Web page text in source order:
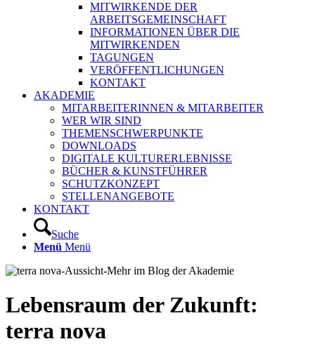
MITWIRKENDE DER
ARBEITSGEMEINSCHAFT
INFORMATIONEN ÜBER DIE
MITWIRKENDEN
TAGUNGEN
VERÖFFENTLICHUNGEN
KONTAKT
AKADEMIE
MITARBEITERINNEN & MITARBEITER
WER WIR SIND
THEMENSCHWERPUNKTE
DOWNLOADS
DIGITALE KULTURERLEBNISSE
BÜCHER & KUNSTFÜHRER
SCHUTZKONZEPT
STELLENANGEBOTE
KONTAKT
Suche
Menü Menü
Lebensraum der Zukunft:
terra nova